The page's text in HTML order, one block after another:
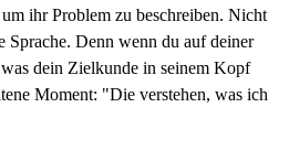
ihr Problem zu beschreiben. Nicht
Sprache. Denn wenn du auf deiner
dein Zielkunde in seinem Kopf
Moment: "Die verstehen, was ich